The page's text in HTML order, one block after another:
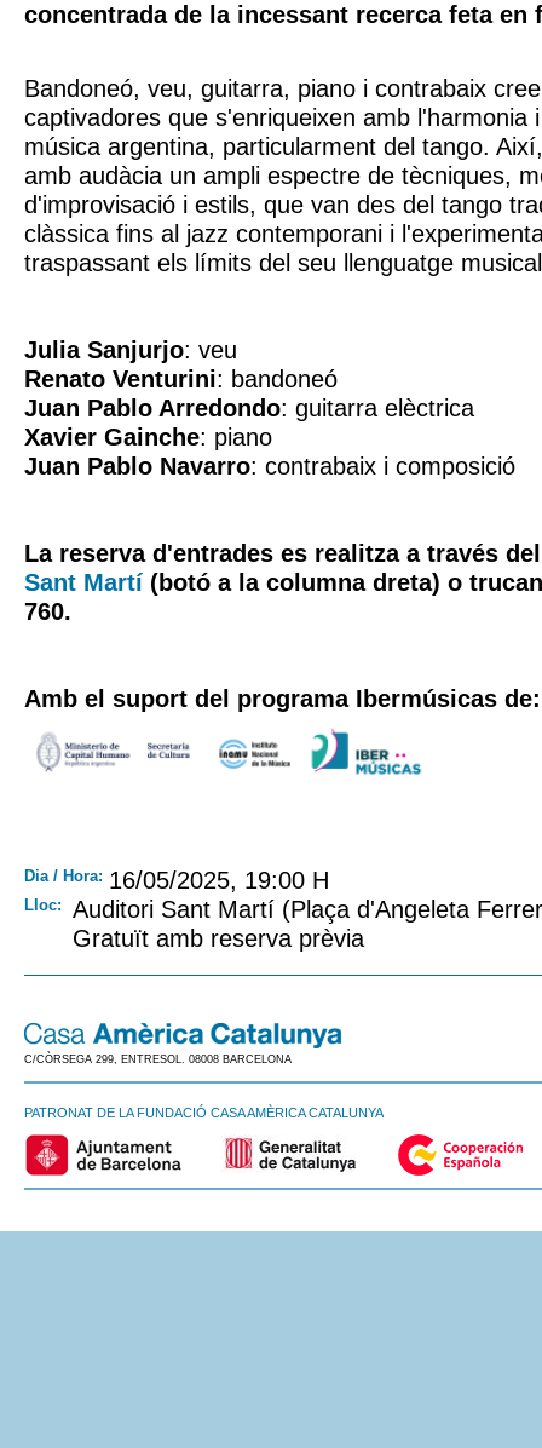
concentrada de la incessant recerca feta en
Bandoneó, veu, guitarra, piano i contrabaix
captivadores que s'enriqueixen amb l'harmonia
música argentina, particularment del tango.
amb audàcia un ampli espectre de tècniques,
d'improvisació i estils, que van des del tango
clàssica fins al jazz contemporani i
traspassant els límits del seu llenguatge
Julia Sanjurjo: veu
Renato Venturini: bandoneó
Juan Pablo Arredondo: guitarra elèctrica
Xavier Gainche: piano
Juan Pablo Navarro: contrabaix i composició
La reserva d'entrades es realitza a través
Sant Martí (botó a la columna dreta) o
760.
Amb el suport del programa Ibermúsicas de:
Dia / Hora: 16/05/2025, 19:00 H
Lloc:
Auditori Sant Martí (Plaça d'Angeleta
Gratuït amb reserva prèvia
C/CÒRSEGA 299, ENTRESOL. 08008 BARCELONA
PATRONAT DE LA FUNDACIÓ CASA AMÈRICA CATALUNYA